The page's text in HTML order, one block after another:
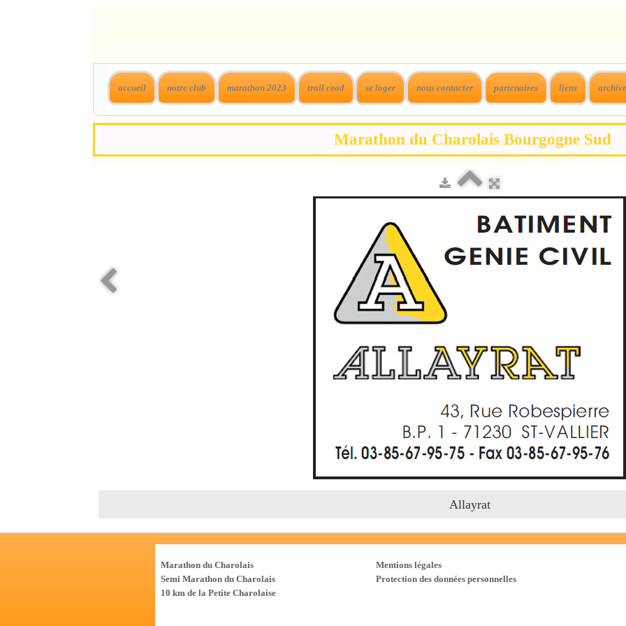
accueil notre club marathon 2023 trail cead se loger nous contacter partenaires liens
Marathon du Charolais Bourgogne Sud
Allayrat
Marathon du Charolais
Semi Marathon du Charolais
10 km de la Petite Charolaise
Mentions légales
Protection des données personnelles